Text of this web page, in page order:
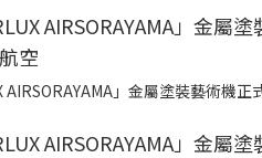
AIRSORAYAMA」金屬塗裝藝術機